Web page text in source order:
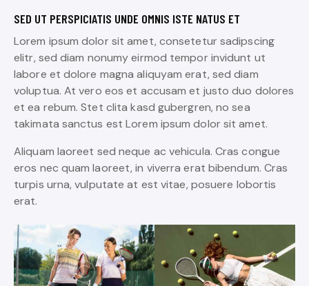
SED UT PERSPICIATIS UNDE OMNIS ISTE NATUS ET
Lorem ipsum dolor sit amet, consetetur sadipscing
elitr, sed diam nonumy eirmod tempor invidunt ut
labore et dolore magna aliquyam erat, sed diam
voluptua. At vero eos et accusam et justo duo dolores
et ea rebum. Stet clita kasd gubergren, no sea
takimata sanctus est Lorem ipsum dolor sit amet.
Aliquam laoreet sed neque ac vehicula. Cras congue
eros nec quam laoreet, in viverra erat bibendum. Cras
turpis urna, vulputate at est vitae, posuere lobortis
erat.